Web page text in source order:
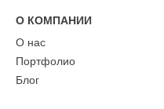
О КОМПАНИИ
О нас
Портфолио
Блог